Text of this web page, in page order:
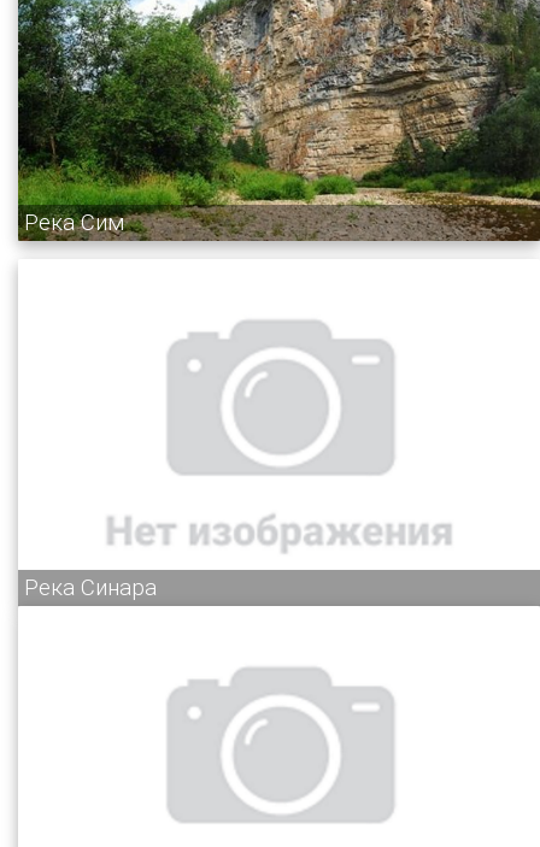
Река Сим
Река Синара